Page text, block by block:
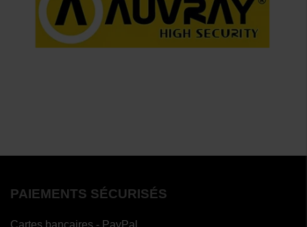
PAIEMENTS SÉCURISÉS